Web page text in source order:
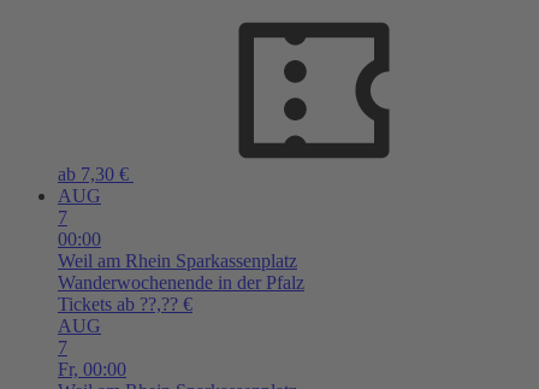
ab 7,30 €
AUG
7
00:00
Weil am Rhein Sparkassenplatz
Wanderwochenende in der Pfalz
Tickets ab ??,?? €
AUG
7
Fr, 00:00